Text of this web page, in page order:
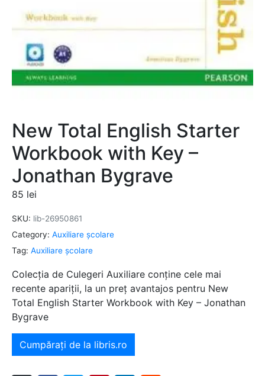
New Total English Starter
Workbook with Key –
Jonathan Bygrave
85 lei
SKU: lib-26950861
Category: Auxiliare şcolare
Tag: Auxiliare şcolare
Colecția de Culegeri Auxiliare conține cele mai
recente apariții, la un preț avantajos pentru New
Total English Starter Workbook with Key – Jonathan
Bygrave
Cumpărați de la libris.ro